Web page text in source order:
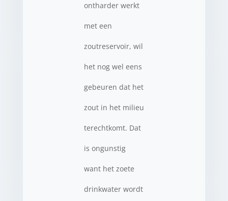
ontharder werkt
met een
zoutreservoir, wil
het nog wel eens
gebeuren dat het
zout in het milieu
terechtkomt. Dat
is ongunstig
want het zoete
drinkwater wordt